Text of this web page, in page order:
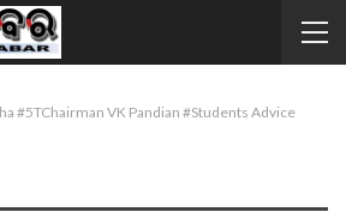
#5TChairman VK Pandian #Students Advice